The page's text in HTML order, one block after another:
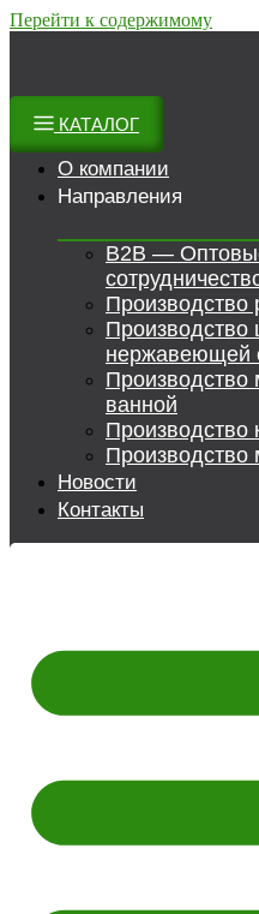
Перейти к содержимому
КАТАЛОГ
О компании
Направления
B2B —
Производство
Производство
нержавеющей
Производство
ванной
Производство
Производство
Новости
Контакты